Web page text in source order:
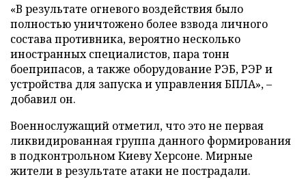
«В результате огневого воздействия было
полностью уничтожено более взвода личного
состава противника, вероятно несколько
иностранных специалистов, пара тонн
боеприпасов, а также оборудование РЭБ, РЭР и
устройства для запуска и управления БПЛА», –
добавил он.
Военнослужащий отметил, что это не первая
ликвидированная группа данного формирования
в подконтрольном Киеву Херсоне. Мирные
жители в результате атаки не пострадали.